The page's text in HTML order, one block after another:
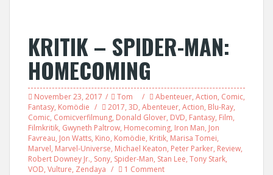
KRITIK – SPIDER-MAN:
HOMECOMING
November 23, 2017 Tom Abenteuer, Action, Comic,
Fantasy, Komödie 2017, 3D, Abenteuer, Action, Blu-Ray,
Comic, Comicverfilmung, Donald Glover, DVD, Fantasy, Film,
Filmkritik, Gwyneth Paltrow, Homecoming, Iron Man, Jon
Favreau, Jon Watts, Kino, Komödie, Kritik, Marisa Tomei,
Marvel, Marvel-Universe, Michael Keaton, Peter Parker, Review,
Robert Downey Jr., Sony, Spider-Man, Stan Lee, Tony Stark,
VOD, Vulture, Zendaya 1 Comment